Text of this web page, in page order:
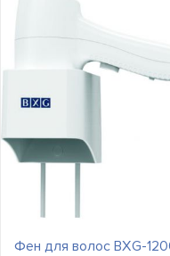
Фен для волос BXG-